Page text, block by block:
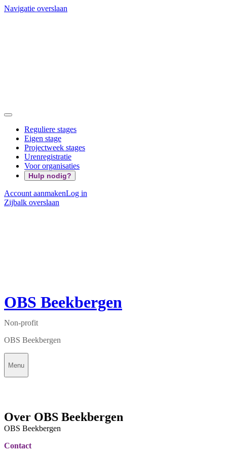
Navigatie overslaan
Reguliere stages
Eigen stage
Projectweek stages
Urenregistratie
Voor organisaties
Hulp nodig?
Account aanmakenLog in
Zijbalk overslaan
OBS Beekbergen
Non-profit
OBS Beekbergen
Menu
Over OBS Beekbergen
OBS Beekbergen
Contact